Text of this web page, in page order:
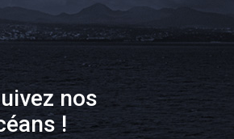
nos
!